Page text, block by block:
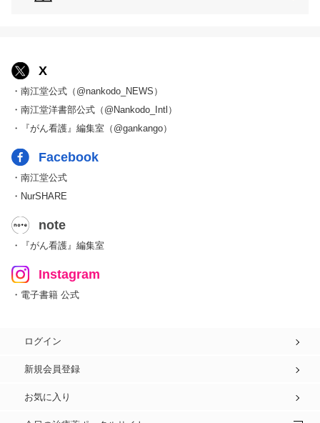
X
・南江堂公式（@nankodo_NEWS）
・南江堂洋書部公式（@Nankodo_Intl）
・『がん看護』編集室（@gankango）
Facebook
・南江堂公式
・NurSHARE
note
・『がん看護』編集室
Instagram
・電子書籍 公式
ログイン
新規会員登録
お気に入り